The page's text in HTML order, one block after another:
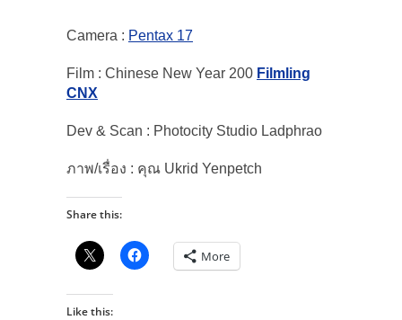
Camera : Pentax 17
Film : Chinese New Year 200 Filmling
CNX
Dev & Scan : Photocity Studio Ladphrao
ภาพ/เรื่อง : คุณ Ukrid Yenpetch
Share this:
More
Like this: